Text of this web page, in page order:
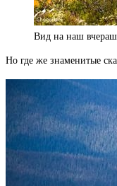
Вид на наш
Но где же знаменитые